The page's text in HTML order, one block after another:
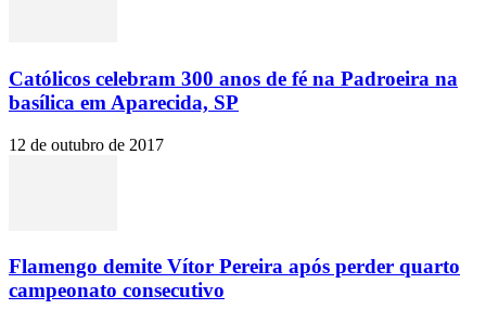
Católicos celebram 300 anos de fé na Padroeira na
basílica em Aparecida, SP
12 de outubro de 2017
Flamengo demite Vítor Pereira após perder quarto
campeonato consecutivo